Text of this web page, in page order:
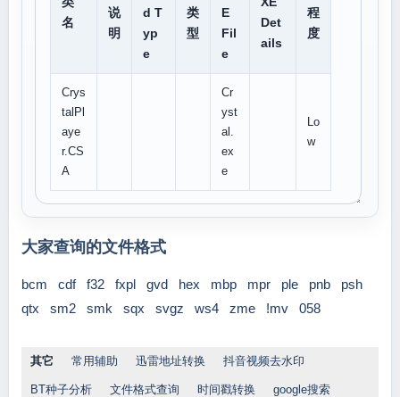
名
说
明
d T
yp
e
类
型
E
Fil
e
Det
ails
程
度
Crys
talPl
aye
r.CS
A
Cr
yst
al.
ex
e
Lo
w
大家查询的文件格式
bcm cdf f32 fxpl gvd hex mbp mpr ple pnb
psh
qtx
sm2 smk sqx svgz ws4 zme !mv 058
其它 常用辅助 迅雷地址转换 抖音视频去水印
BT种子分析 文件格式查询 时间戳转换 google搜索